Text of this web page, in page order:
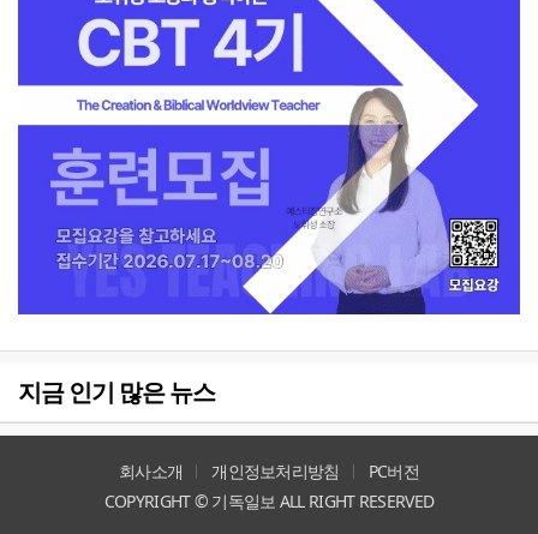
지금 인기 많은 뉴스
회사소개 개인정보처리방침
PC버전
COPYRIGHT © 기독일보 ALL RIGHT RESERVED